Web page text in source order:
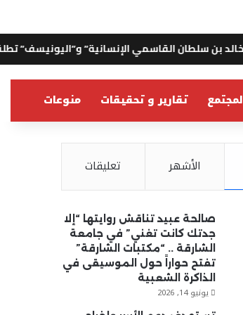
الإنسانية” و”اليونيسف” تطلقان مبادرة
تقارير و تحقيقات منوعات
الأشهر تعليقات
صالحة عبيد تناقش روايتها “إلا
جدتك كانت تغني” في جامعة
الشارقة .. “مكتبات الشارقة”
تفتح حواراً حول الموسيقى في
الذاكرة الشعبية
يونيو 14, 2026